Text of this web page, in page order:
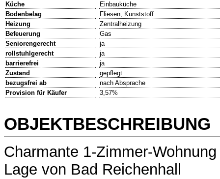
Küche
Einbauküche
Bodenbelag
Fliesen, Kunststoff
Heizung
Zentralheizung
Befeuerung
Gas
Seniorengerecht
ja
rollstuhlgerecht
ja
barrierefrei
ja
Zustand
gepflegt
bezugsfrei ab
nach Absprache
Provision für Käufer
3,57%
OBJEKTBESCHREIBUNG
Charmante 1-Zimmer-
Lage von Bad Reichenhall